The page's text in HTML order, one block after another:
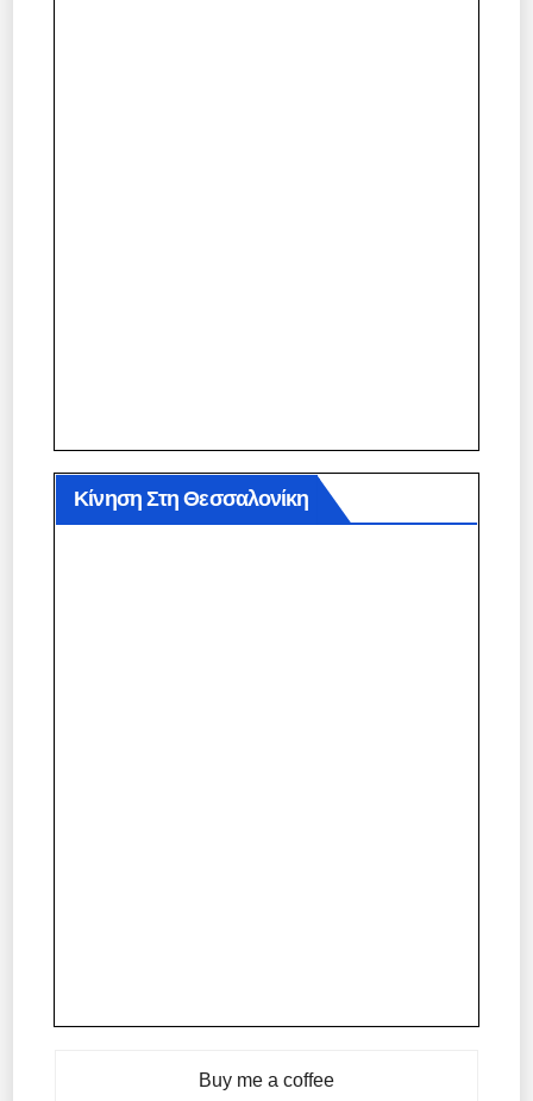
Κίνηση Στη Θεσσαλονίκη
Buy me a coffee